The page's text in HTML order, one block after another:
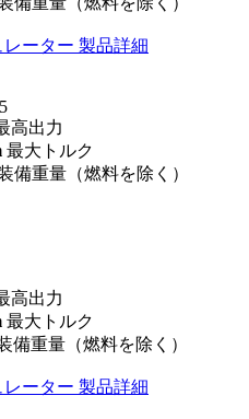
レーター 製品詳細
高出力
最大トルク
備重量（燃料を除く）
高出力
最大トルク
備重量（燃料を除く）
レーター 製品詳細